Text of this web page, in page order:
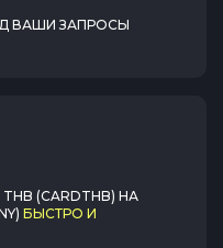
ВАШИ ЗАПРОСЫ
(CARDTHB) НА
БЫСТРО И